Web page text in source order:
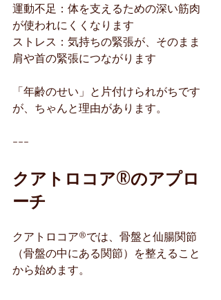
運動不足：体を支えるための深い筋肉
が使われにくくなります
ストレス：気持ちの緊張が、そのまま
肩や首の緊張につながります
「年齢のせい」と片付けられがちです
が、ちゃんと理由があります。
---
クアトロコア®のアプロ
ーチ
クアトロコア®では、骨盤と仙腸関節
（骨盤の中にある関節）を整えること
から始めます。